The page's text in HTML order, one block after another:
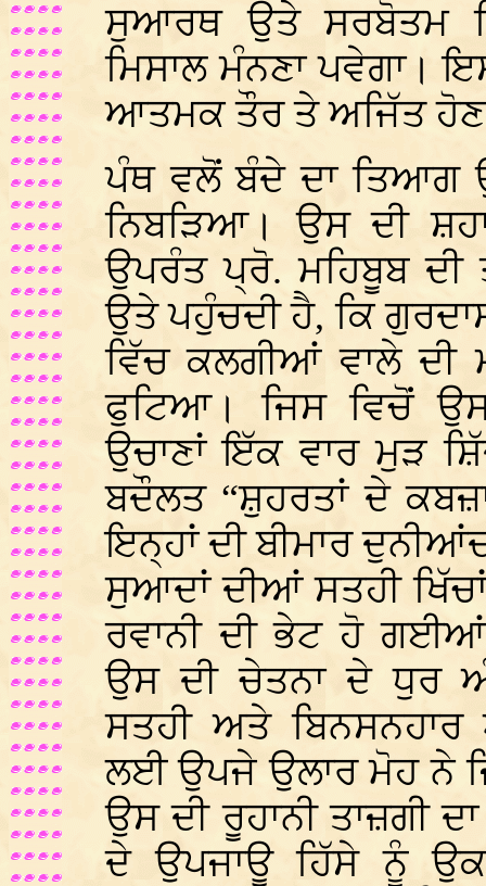
ਸੁਆਰਥ ਉਤੇ ਸਰਬੋਤਮ
ਮਿਸਾਲ ਮੰਨਣਾ ਪਵੇਗਾ।
ਆਤਮਕ ਤੌਰ ਤੇ ਅਜਿੱਤ ਹੋਣ
ਪੰਥ ਵਲੋਂ ਬੰਦੇ ਦਾ ਤਿਆਗ
ਨਿਬੜਿਆ। ਉਸ ਦੀ
ਉਪਰੰਤ ਪ੍ਰੋ. ਮਹਿਬੂਬ ਦੀ
ਉਤੇ ਪਹੁੰਚਦੀ ਹੈ, ਕਿ
ਵਿੱਚ ਕਲਗੀਆਂ ਵਾਲੇ ਦੀ
ਫੁਟਿਆ। ਜਿਸ ਵਿਚੋਂ ਉਸ
ਉਚਾਣਾਂ ਇੱਕ ਵਾਰ ਮੁੜ
ਬਦੌਲਤ “ਸ਼ੁਹਰਤਾਂ ਦੇ
ਇਨ੍ਹਾਂ ਦੀ ਬੀਮਾਰ
ਸੁਆਦਾਂ ਦੀਆਂ ਸਤਹੀ
ਰਵਾਨੀ ਦੀ ਭੇਟ ਹੋ
ਉਸ ਦੀ ਚੇਤਨਾ ਦੇ ਧੁਰ
ਸਤਹੀ ਅਤੇ
ਲਈ ਉਪਜੇ ਉਲਾਰ ਮੋਹ ਨੇ
ਉਸ ਦੀ ਰੂਹਾਨੀ ਤਾਜ਼ਗੀ
ਦੇ ਉਪਜਾਊ ਹਿੱਸੇ ਨੂੰ